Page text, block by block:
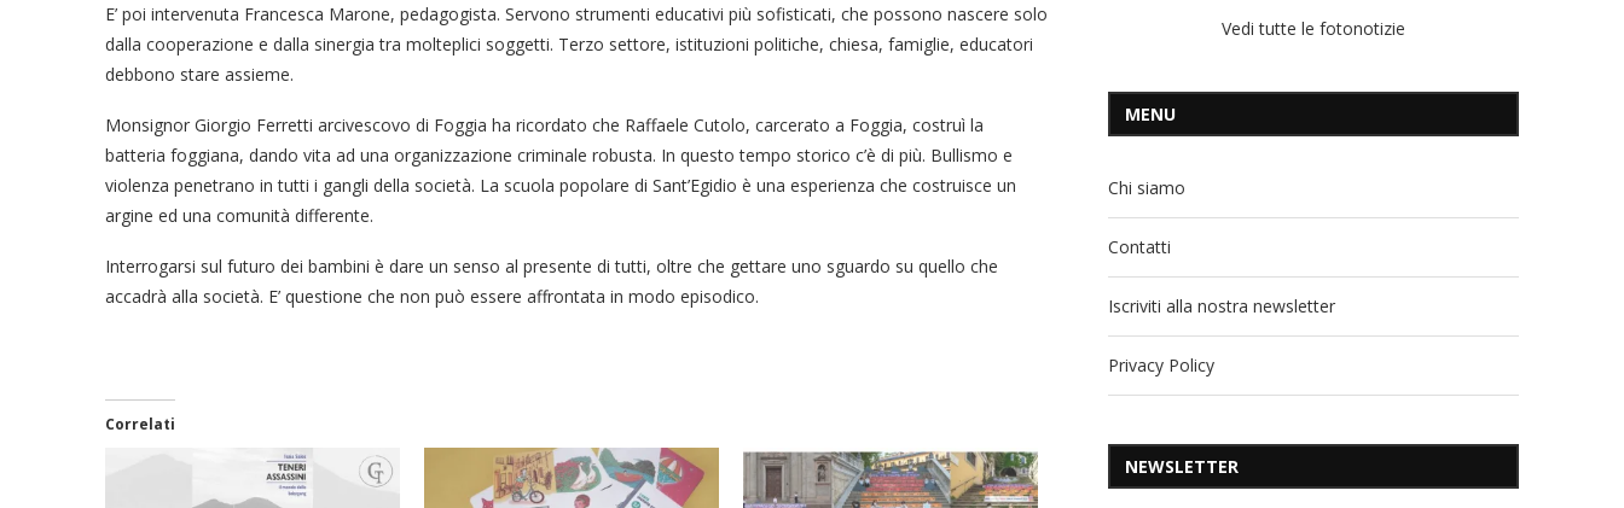
E’ poi intervenuta Francesca Marone, pedagogista. Servono strumenti educativi più sofisticati, che possono nascere solo
dalla cooperazione e dalla sinergia tra molteplici soggetti. Terzo settore, istituzioni politiche, chiesa, famiglie, educatori
debbono stare assieme.
Monsignor Giorgio Ferretti arcivescovo di Foggia ha ricordato che Raffaele Cutolo, carcerato a Foggia, costruì la
batteria foggiana, dando vita ad una organizzazione criminale robusta. In questo tempo storico c’è di più. Bullismo e
violenza penetrano in tutti i gangli della società. La scuola popolare di Sant’Egidio è una esperienza che costruisce un
argine ed una comunità differente.
Interrogarsi sul futuro dei bambini è dare un senso al presente di tutti, oltre che gettare uno sguardo su quello che
accadrà alla società. E’ questione che non può essere affrontata in modo episodico.
Correlati
Vedi tutte le fotonotizie
MENU
Chi siamo
Contatti
Iscriviti alla nostra newsletter
Privacy Policy
NEWSLETTER